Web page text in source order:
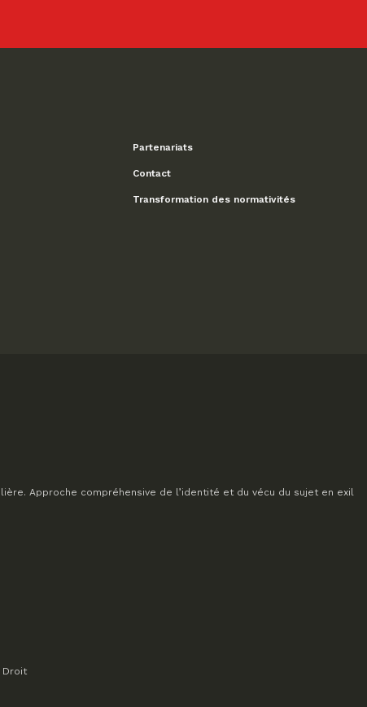
Partenariats
Contact
Transformation des normativités
Approche compréhensive de l’identité et du vécu du sujet en exil
Droit